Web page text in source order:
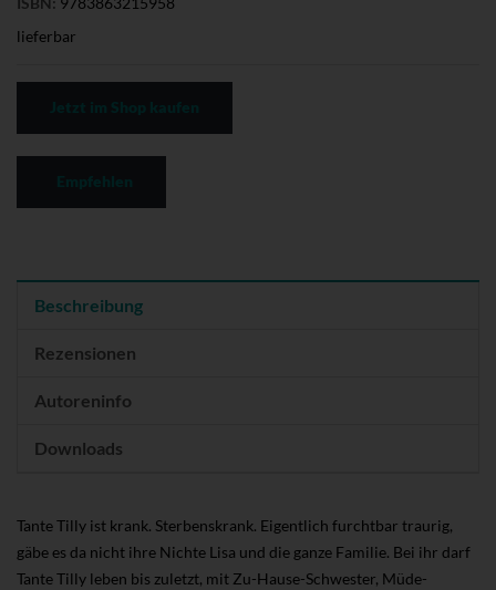
lieferbar
Beschreibung
Rezensionen
Autoreninfo
Downloads
Tante Tilly ist krank. Sterbenskrank. Eigentlich furchtbar traurig,
gäbe es da nicht ihre Nichte Lisa und die ganze Familie. Bei ihr darf
Tante Tilly leben bis zuletzt, mit Zu-Hause-Schwester, Müde-